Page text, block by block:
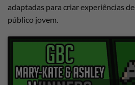
adaptadas para criar experiências
público jovem.